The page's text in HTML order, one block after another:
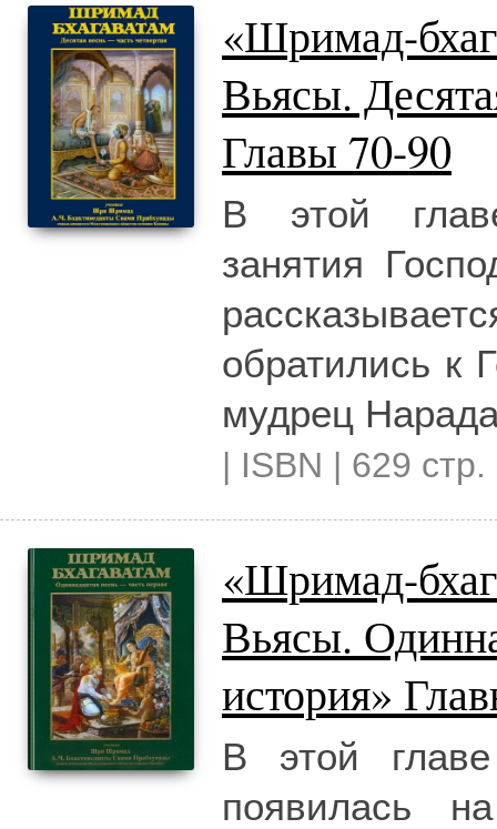
«Шримад-
Вьясы.
Главы 70-90
В этой
занятия
обратились к
мудрец
| ISBN | 629 стр.
«Шримад-
Вьясы.
история»
В этой
появилась